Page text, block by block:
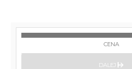
CENA
DALEJ